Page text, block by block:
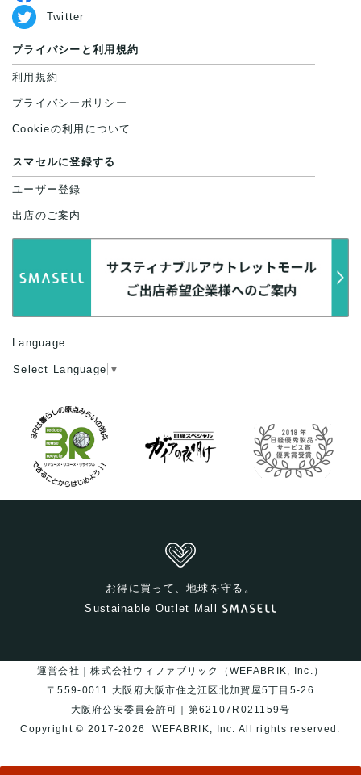
Twitter
プライバシーと利用規約
利用規約
プライバシーポリシー
Cookieの利用について
スマセルに登録する
ユーザー登録
出店のご案内
Language
Select Language ▼
お得に買って、地球を守る。
Sustainable Outlet Mall
運営会社｜株式会社ウィファブリック（WEFABRIK, Inc.）
〒559-0011 大阪府大阪市住之江区北加賀屋5丁目5-26
大阪府公安委員会許可｜第62107R021159号
Copyright © 2017-2026
WEFABRIK, Inc.All rights reserved.